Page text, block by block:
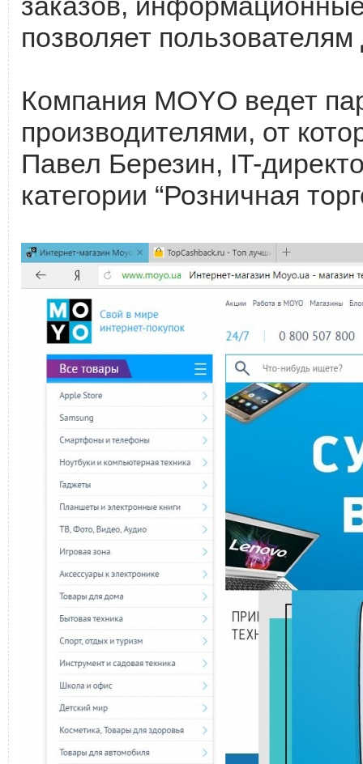
позволяет
Компания MOYO ведет
производителями, от
Павел Березин, IT-
категории “Розничная